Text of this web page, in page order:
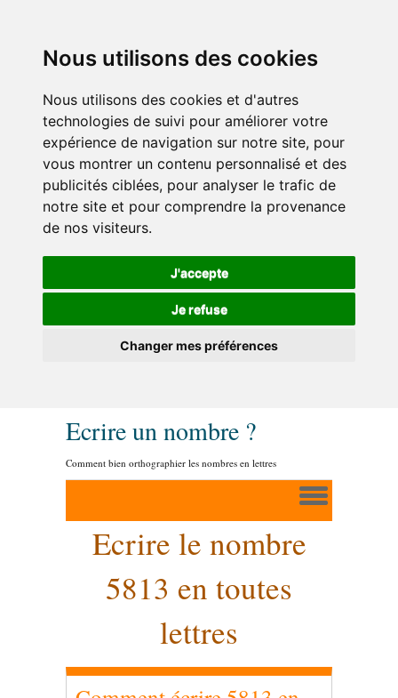
Nous utilisons des cookies
Nous utilisons des cookies et d'autres
technologies de suivi pour améliorer votre
expérience de navigation sur notre site, pour
vous montrer un contenu personnalisé et des
publicités ciblées, pour analyser le trafic de
notre site et pour comprendre la provenance
de nos visiteurs.
J'accepte
Je refuse
Changer mes préférences
Ecrire un nombre ?
Comment bien orthographier les nombres en lettres
Ecrire le nombre
5813 en toutes
lettres